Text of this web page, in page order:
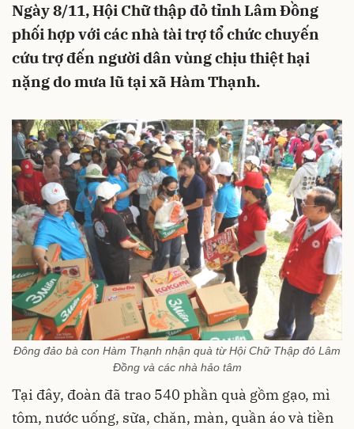
Ngày 8/11, Hội Chữ thập đỏ tỉnh Lâm Đồng
phối hợp với các nhà tài trợ tổ chức chuyến
cứu trợ đến người dân vùng chịu thiệt hại
nặng do mưa lũ tại xã Hàm Thạnh.
Đông đảo bà con Hàm Thạnh nhận quà từ Hội Chữ Thập đỏ Lâm
Đồng và các nhà hảo tâm
Tại đây, đoàn đã trao 540 phần quà gồm gạo, mì
tôm, nước uống, sữa, chăn, màn, quần áo và tiền
Hủy Gửi